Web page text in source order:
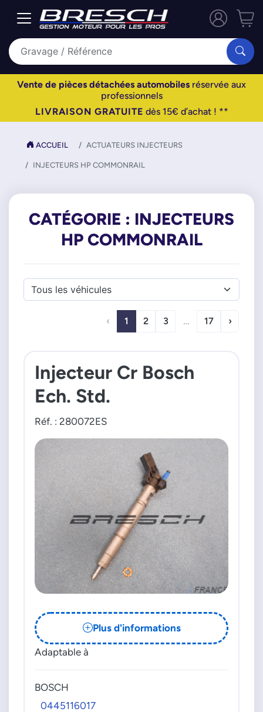
Vente de pièces détachées automobiles réservée aux
professionnels
LIVRAISON GRATUITE dès 15€ d’achat ! **
ACCUEIL ACTUATEURS INJECTEURS
INJECTEURS HP COMMONRAIL
CATÉGORIE : INJECTEURS
HP COMMONRAIL
‹ 1 2 3 … 17 ›
Injecteur Cr Bosch
Ech. Std.
Réf. : 280072ES
Plus d'informations
Adaptable à
BOSCH
0445116017